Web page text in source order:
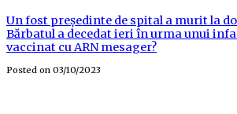
Un fost președinte de spital a murit la
Bărbatul a decedat ieri în urma unui
vaccinat cu ARN mesager?
Posted on 03/10/2023